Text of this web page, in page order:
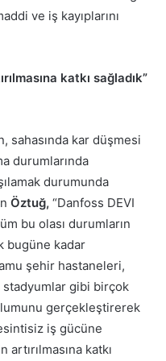
ve iş kayıplarını
katkı sağladık”
sahasında kar düşmesi
durumlarında
durumunda
Öztuğ, “Danfoss DEVI
bu olası durumların
bugüne kadar
şehir hastaneleri,
gibi birçok
gerçekleştirerek
iş gücüne
katkı